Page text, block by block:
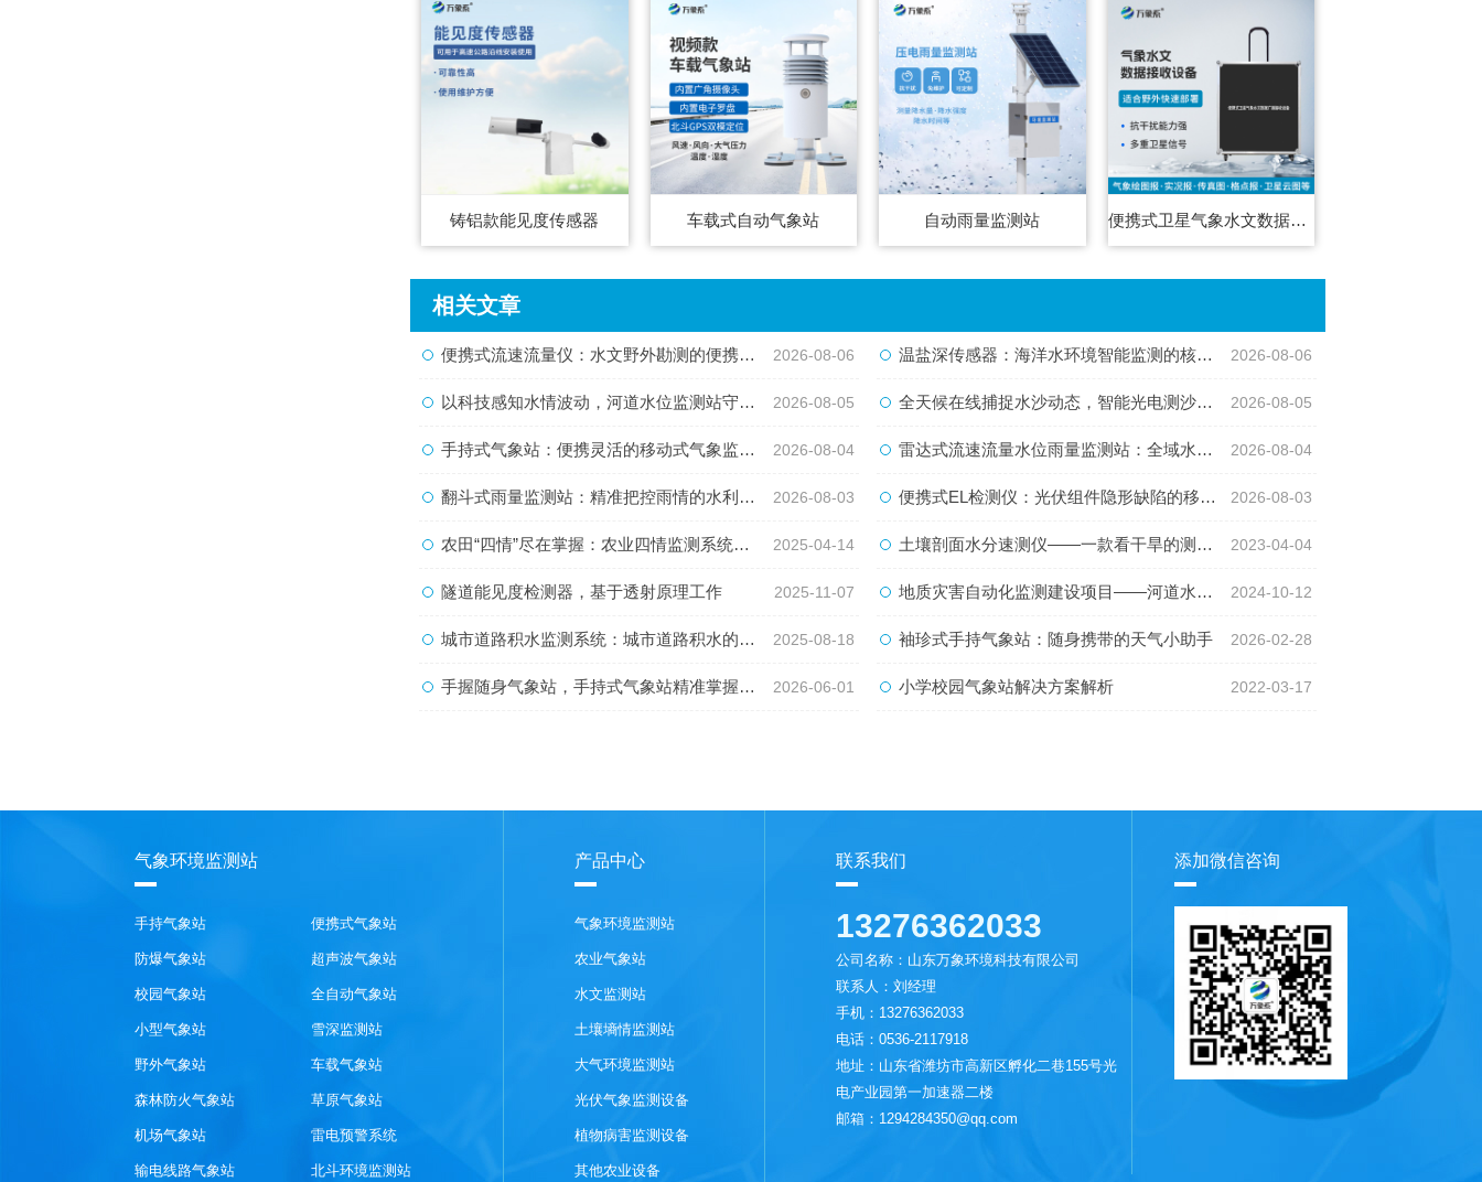
铸铝款能见度传感器 车载式自动气象站 自动雨量监测站 便携式卫星气象水文数据广播接收设备
相关文章
便携式流速流量仪：水文野外勘测的便携智能检测利器 2026-08-06 温盐深传感器：海洋水环境智能监测的核心感知设备 2026-08-06
以科技感知水情波动，河道水位监测站守护流域河道安全 2026-08-05 全天候在线捕捉水沙动态，智能光电测沙仪守护水域水沙安全 2026-08-05
手持式气象站：便携灵活的移动式气象监测智能设备 2026-08-04 雷达式流速流量水位雨量监测站：全域水文智慧监测一体化设备 2026-08-04
翻斗式雨量监测站：精准把控雨情的水利水文监测设备 2026-08-03 便携式EL检测仪：光伏组件隐形缺陷的移动检测利器 2026-08-03
农田“四情”尽在掌握：农业四情监测系统的创新应用 2025-04-14 土壤剖面水分速测仪——一款看干旱的测试泥土干湿的仪器2023已更新 2023-04-04
隧道能见度检测器，基于透射原理工作 2025-11-07 地质灾害自动化监测建设项目——河道水位监测站 2024-10-12
城市道路积水监测系统：城市道路积水的精准“量尺” 2025-08-18 袖珍式手持气象站：随身携带的天气小助手 2026-02-28
手握随身气象站，手持式气象站精准掌握天地风云变化 2026-06-01 小学校园气象站解决方案解析 2022-03-17
气象环境监测站
手持气象站 便携式气象站
防爆气象站 超声波气象站
校园气象站 全自动气象站
小型气象站 雪深监测站
野外气象站 车载气象站
森林防火气象站 草原气象站
机场气象站 雷电预警系统
输电线路气象站 北斗环境监测站
产品中心
气象环境监测站
农业气象站
水文监测站
土壤墒情监测站
大气环境监测站
光伏气象监测设备
植物病害监测设备
其他农业设备
联系我们
13276362033
公司名称：山东万象环境科技有限公司
联系人：刘经理
手机：13276362033
电话：0536-2117918
地址：山东省潍坊市高新区孵化二巷155号光
电产业园第一加速器二楼
邮箱：1294284350@qq.com
添加微信咨询